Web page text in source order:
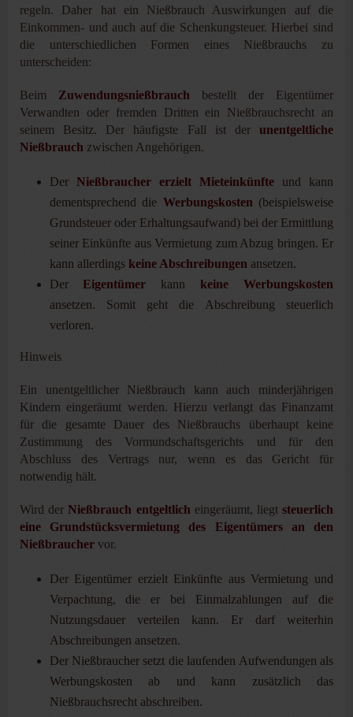
regeln. Daher hat ein Nießbrauch Auswirkungen auf die
Einkommen- und auch auf die Schenkungsteuer. Hierbei sind
die unterschiedlichen Formen eines Nießbrauchs zu
unterscheiden:
Beim Zuwendungsnießbrauch bestellt der Eigentümer
Verwandten oder fremden Dritten ein Nießbrauchsrecht an
seinem Besitz. Der häufigste Fall ist der unentgeltliche
Nießbrauch zwischen Angehörigen.
Der Nießbraucher erzielt Mieteinkünfteund kann
dementsprechend die Werbungskosten (beispielsweise
Grundsteuer oder Erhaltungsaufwand) bei der Ermittlung
seiner Einkünfte aus Vermietung zum Abzug bringen. Er
kann allerdings keine Abschreibungen ansetzen.
DerEigentümer kann keine Werbungskosten
ansetzen. Somit geht die Abschreibung steuerlich
verloren.
Hinweis
Ein unentgeltlicher Nießbrauch kann auch minderjährigen
Kindern eingeräumt werden. Hierzu verlangt das Finanzamt
für die gesamte Dauer des Nießbrauchs überhaupt keine
Zustimmung des Vormundschaftsgerichts und für den
Abschluss des Vertrags nur, wenn es das Gericht für
notwendig hält.
Wird derNießbrauch entgeltlich eingeräumt, liegtsteuerlich
eine Grundstücksvermietung des Eigentümers an den
Nießbraucher vor.
Der Eigentümer erzielt Einkünfte aus Vermietung und
Verpachtung, die er bei Einmalzahlungen auf die
Nutzungsdauer verteilen kann. Er darf weiterhin
Abschreibungen ansetzen.
Der Nießbraucher setzt die laufenden Aufwendungen als
Werbungskosten ab und kann zusätzlich das
Nießbrauchsrecht abschreiben.